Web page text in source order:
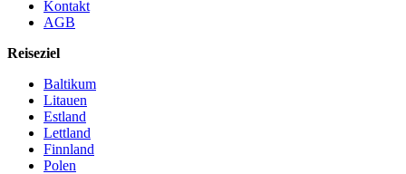
Kontakt
AGB
Reiseziel
Baltikum
Litauen
Estland
Lettland
Finnland
Polen